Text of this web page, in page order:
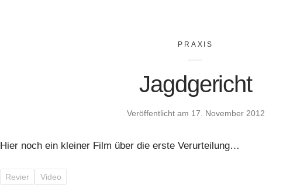
PRAXIS
Jagdgericht
Veröffentlicht am 17. November 2012
Hier noch ein kleiner Film über die erste Verurteilung…
Revier Video